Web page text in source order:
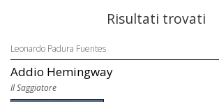
Risultati trovati
Leonardo Padura Fuentes
Addio Hemingway
Il Saggiatore